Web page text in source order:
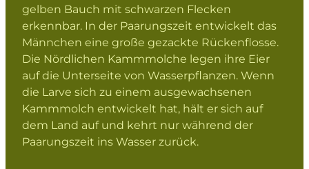
gelben Bauch mit schwarzen Flecken
erkennbar. In der Paarungszeit entwickelt das
Männchen eine große gezackte Rückenflosse.
Die Nördlichen Kammmolche legen ihre Eier
auf die Unterseite von Wasserpflanzen. Wenn
die Larve sich zu einem ausgewachsenen
Kammmolch entwickelt hat, hält er sich auf
dem Land auf und kehrt nur während der
Paarungszeit ins Wasser zurück.